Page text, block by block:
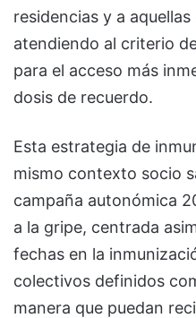
residencias y a
atendiendo al criterio
para el acceso más
dosis de recuerdo.
Esta estrategia de
mismo contexto socio
campaña autonómica
a la gripe, centrada
fechas en la
colectivos definidos
manera que puedan